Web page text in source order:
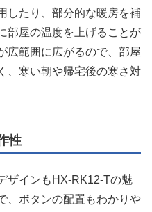
したり、部分的な暖房を補
部屋の温度を上げることが
広範囲に広がるので、部屋
、寒い朝や帰宅後の寒さ対
性
ザインもHX-RK12-Tの魅
、ボタンの配置もわかりや